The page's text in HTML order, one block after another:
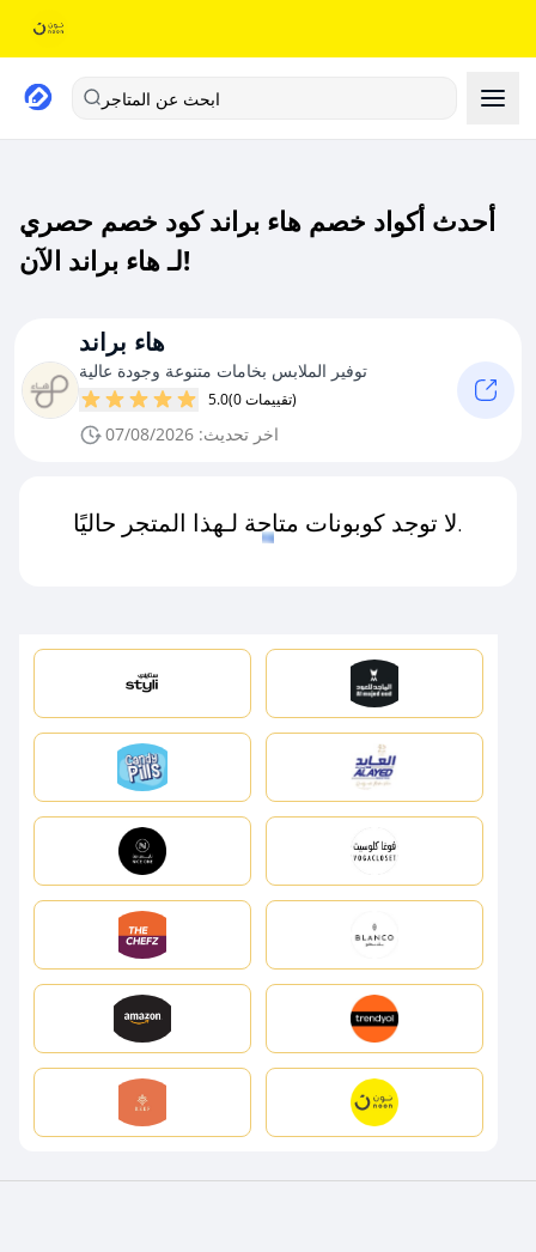
ابحث عن المتاجر
أحدث أكواد خصم هاء براند كود خصم حصري
لـ هاء براند الآن!
هاء براند
توفير الملابس بخامات متنوعة وجودة عالية
5.0 (0 تقييمات)
اخر تحديث: 07/08/2026
لا توجد كوبونات متاحة لـهذا المتجر حاليًا.